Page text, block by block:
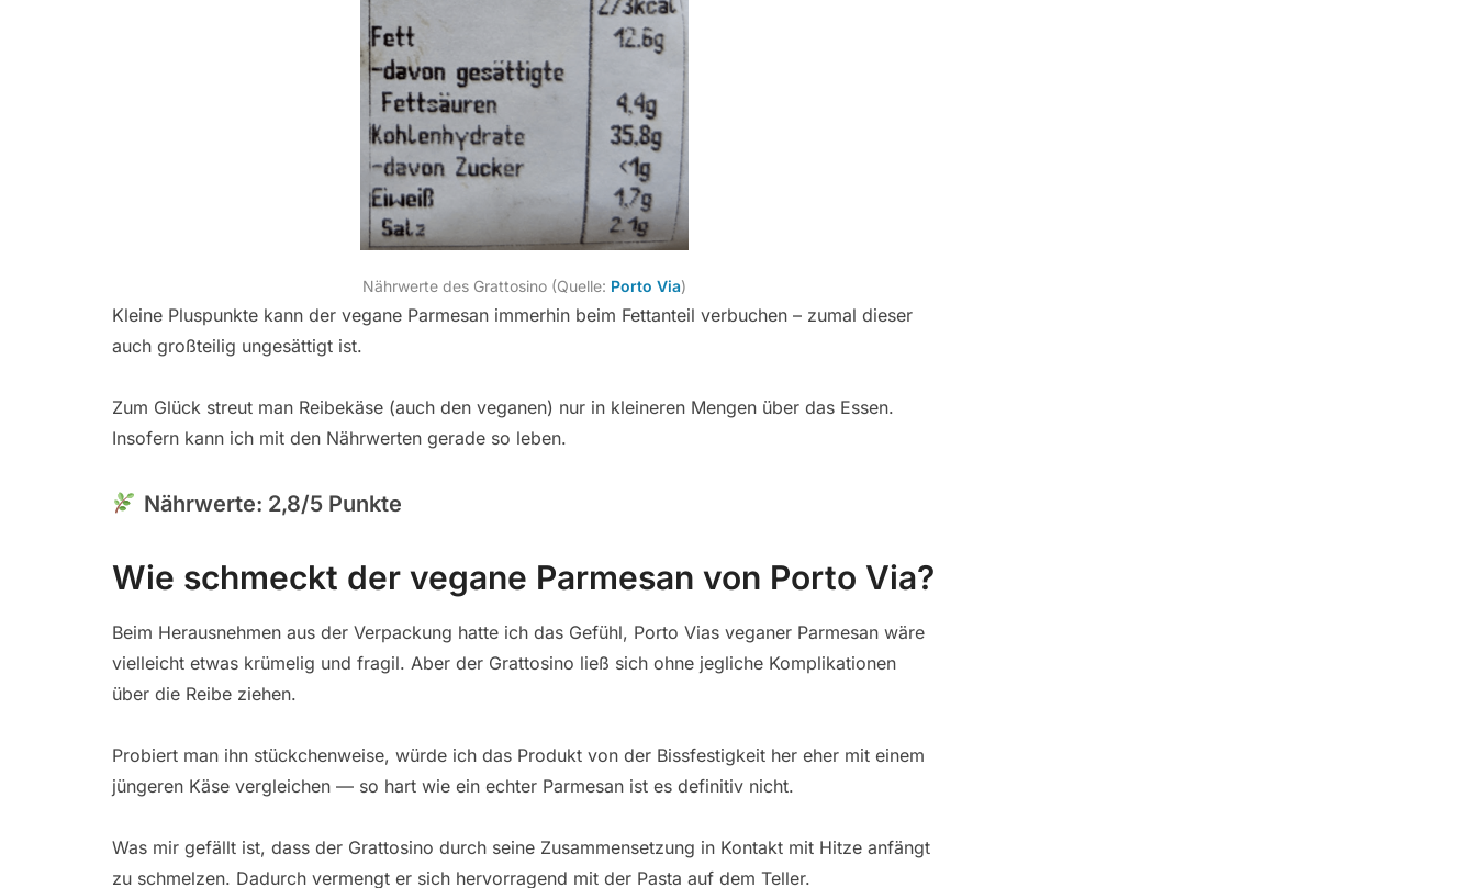
Nährwerte des Grattosino (Quelle: Porto Via)
Kleine Pluspunkte kann der vegane Parmesan immerhin beim Fettanteil verbuchen – zumal dieser
auch großteilig ungesättigt ist.
Zum Glück streut man Reibekäse (auch den veganen) nur in kleineren Mengen über das Essen.
Insofern kann ich mit den Nährwerten gerade so leben.
Nährwerte: 2,8/5 Punkte
Wie schmeckt der vegane Parmesan von Porto Via?
Beim Herausnehmen aus der Verpackung hatte ich das Gefühl, Porto Vias veganer Parmesan wäre
vielleicht etwas krümelig und fragil. Aber der Grattosino ließ sich ohne jegliche Komplikationen
über die Reibe ziehen.
Probiert man ihn stückchenweise, würde ich das Produkt von der Bissfestigkeit her eher mit einem
jüngeren Käse vergleichen — so hart wie ein echter Parmesan ist es definitiv nicht.
Was mir gefällt ist, dass der Grattosino durch seine Zusammensetzung in Kontakt mit Hitze anfängt
zu schmelzen. Dadurch vermengt er sich hervorragend mit der Pasta auf dem Teller.